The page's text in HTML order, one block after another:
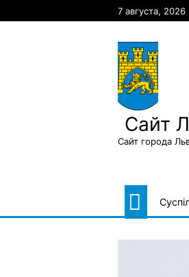
7 августа, 2026
Сайт
Сайт города